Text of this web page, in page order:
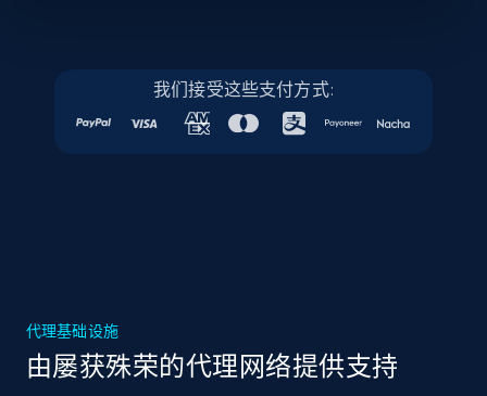
我们接受这些支付方式:
代理基础设施
由屡获殊荣的代理网络提供支持